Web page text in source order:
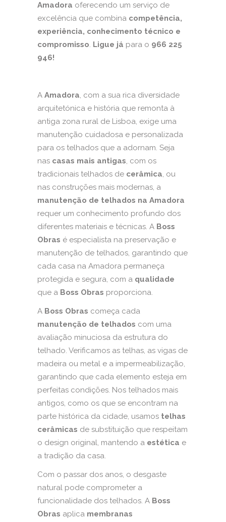
Amadora oferecendo um serviço de
excelência que combina competência,
experiência, conhecimento técnico e
compromisso. Ligue já para o 966 225
946!
A Amadora, com a sua rica diversidade
arquitetónica e história que remonta à
antiga zona rural de Lisboa, exige uma
manutenção cuidadosa e personalizada
para os telhados que a adornam. Seja
nas casas mais antigas, com os
tradicionais telhados de cerâmica, ou
nas construções mais modernas, a
manutenção de telhados na Amadora
requer um conhecimento profundo dos
diferentes materiais e técnicas. A Boss
Obras é especialista na preservação e
manutenção de telhados, garantindo que
cada casa na Amadora permaneça
protegida e segura, com a qualidade
que a Boss Obras proporciona.
A Boss Obras começa cada
manutenção de telhados com uma
avaliação minuciosa da estrutura do
telhado. Verificamos as telhas, as vigas de
madeira ou metal e a impermeabilização,
garantindo que cada elemento esteja em
perfeitas condições. Nos telhados mais
antigos, como os que se encontram na
parte histórica da cidade, usamos telhas
cerâmicas de substituição que respeitam
o design original, mantendo a estética e
a tradição da casa.
Com o passar dos anos, o desgaste
natural pode comprometer a
funcionalidade dos telhados. A Boss
Obras aplica membranas